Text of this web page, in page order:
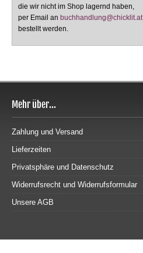
die wir nicht im Shop lagernd haben,
per Email an buchhandlung@chicklit.at
bestellt werden.
Mehr über...
Zahlung und Versand
Lieferzeiten
Privatsphäre und Datenschutz
Widerrufsrecht und Widerrufsformular
Unsere AGB